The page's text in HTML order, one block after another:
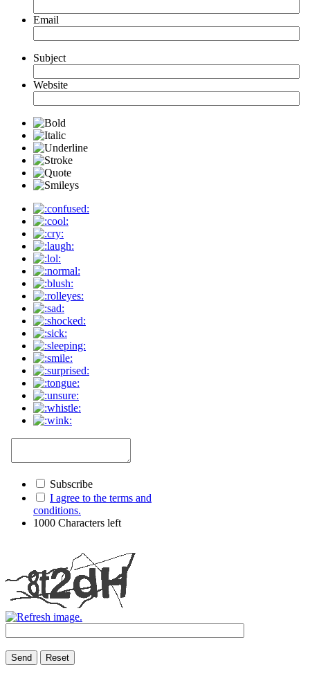
Email
Subject
Website
Subscribe
I agree to the terms and
conditions.
1000 Characters left
Send Reset